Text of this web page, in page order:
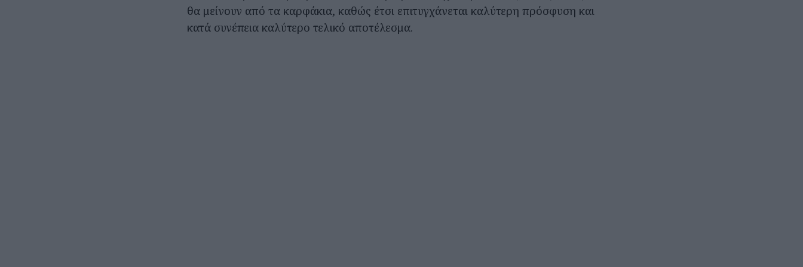
θα μείνουν από τα καρφάκια, καθώς έτσι επιτυγχάνεται καλύτερη πρόσφυση και
κατά συνέπεια καλύτερο τελικό αποτέλεσμα.